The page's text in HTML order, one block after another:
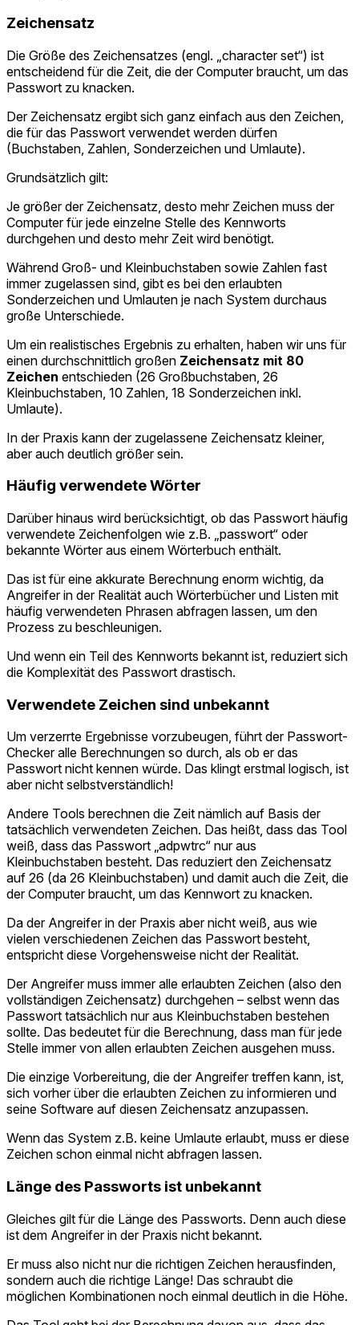
Zeichensatz
Die Größe des Zeichensatzes (engl. „character set“) ist
entscheidend für die Zeit, die der Computer braucht, um das
Passwort zu knacken.
Der Zeichensatz ergibt sich ganz einfach aus den Zeichen,
die für das Passwort verwendet werden dürfen
(Buchstaben, Zahlen, Sonderzeichen und Umlaute).
Grundsätzlich gilt:
Je größer der Zeichensatz, desto mehr Zeichen muss der
Computer für jede einzelne Stelle des Kennworts
durchgehen und desto mehr Zeit wird benötigt.
Während Groß- und Kleinbuchstaben sowie Zahlen fast
immer zugelassen sind, gibt es bei den erlaubten
Sonderzeichen und Umlauten je nach System durchaus
große Unterschiede.
Um ein realistisches Ergebnis zu erhalten, haben wir uns für
einen durchschnittlich großen Zeichensatz mit 80
Zeichen entschieden (26 Großbuchstaben, 26
Kleinbuchstaben, 10 Zahlen, 18 Sonderzeichen inkl.
Umlaute).
In der Praxis kann der zugelassene Zeichensatz kleiner,
aber auch deutlich größer sein.
Häufig verwendete Wörter
Darüber hinaus wird berücksichtigt, ob das Passwort häufig
verwendete Zeichenfolgen wie z.B. „passwort“ oder
bekannte Wörter aus einem Wörterbuch enthält.
Das ist für eine akkurate Berechnung enorm wichtig, da
Angreifer in der Realität auch Wörterbücher und Listen mit
häufig verwendeten Phrasen abfragen lassen, um den
Prozess zu beschleunigen.
Und wenn ein Teil des Kennworts bekannt ist, reduziert sich
die Komplexität des Passwort drastisch.
Verwendete Zeichen sind unbekannt
Um verzerrte Ergebnisse vorzubeugen, führt der Passwort-
Checker alle Berechnungen so durch, als ob er das
Passwort nicht kennen würde. Das klingt erstmal logisch, ist
aber nicht selbstverständlich!
Andere Tools berechnen die Zeit nämlich auf Basis der
tatsächlich verwendeten Zeichen. Das heißt, dass das Tool
weiß, dass das Passwort „adpwtrc“ nur aus
Kleinbuchstaben besteht. Das reduziert den Zeichensatz
auf 26 (da 26 Kleinbuchstaben) und damit auch die Zeit, die
der Computer braucht, um das Kennwort zu knacken.
Da der Angreifer in der Praxis aber nicht weiß, aus wie
vielen verschiedenen Zeichen das Passwort besteht,
entspricht diese Vorgehensweise nicht der Realität.
Der Angreifer muss immer alle erlaubten Zeichen (also den
vollständigen Zeichensatz) durchgehen – selbst wenn das
Passwort tatsächlich nur aus Kleinbuchstaben bestehen
sollte. Das bedeutet für die Berechnung, dass man für jede
Stelle immer von allen erlaubten Zeichen ausgehen muss.
Die einzige Vorbereitung, die der Angreifer treffen kann, ist,
sich vorher über die erlaubten Zeichen zu informieren und
seine Software auf diesen Zeichensatz anzupassen.
Wenn das System z.B. keine Umlaute erlaubt, muss er diese
Zeichen schon einmal nicht abfragen lassen.
Länge des Passworts ist unbekannt
Gleiches gilt für die Länge des Passworts. Denn auch diese
ist dem Angreifer in der Praxis nicht bekannt.
Er muss also nicht nur die richtigen Zeichen herausfinden,
sondern auch die richtige Länge! Das schraubt die
möglichen Kombinationen noch einmal deutlich in die Höhe.